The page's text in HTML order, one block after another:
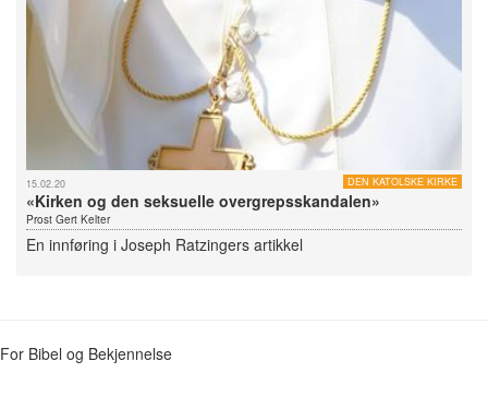
15.02.20 DEN KATOLSKE KIRKE
«Kirken og den seksuelle overgrepsskandalen»
Prost Gert Kelter
En innføring i Joseph Ratzingers artikkel
For Bibel og Bekjennelse